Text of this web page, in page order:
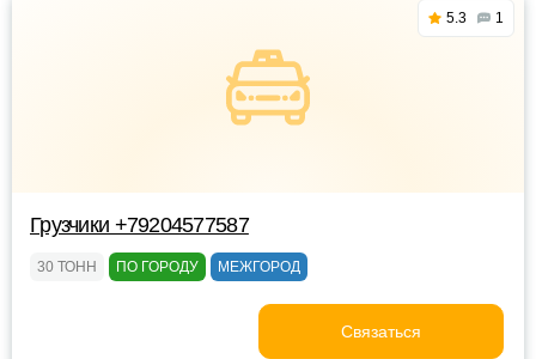
5.3 1
Грузчики +79204577587
30 ТОНН ПО ГОРОДУ МЕЖГОРОД
Связаться